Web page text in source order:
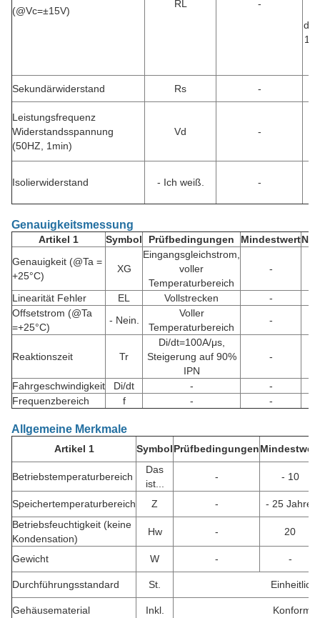
(@Vc=±15V)
RL -
1
Sekundärwiderstand
Rs -
Leistungsfrequenz
Widerstandsspannung
(50HZ, 1min)
Vd -
Isolierwiderstand - Ich weiß. -
Genauigkeitsmessung
Artikel 1 Symbol Prüfbedingungen Mindestwert
Genauigkeit (@Ta =
+25°C)
XG
Eingangsgleichstrom,
voller
Temperaturbereich
-
Linearität Fehler EL Vollstrecken
-
Offsetstrom (@Ta
=+25°C)
- Nein.
Voller
Temperaturbereich
-
Reaktionszeit Tr
Di/dt=100A/μs,
Steigerung auf 90%
IPN
-
Fahrgeschwindigkeit Di/dt -
-
Frequenzbereich
f - -
Allgemeine Merkmale
Artikel 1 SymbolPrüfbedingungenMindestwert
Betriebstemperaturbereich
Das
ist...
- - 10
Speichertemperaturbereich Z -
- 25 Jahre.
Betriebsfeuchtigkeit (keine
Kondensation)
Hw - 20
Gewicht W - -
Durchführungsstandard St.
Gehäusematerial Inkl. Konform